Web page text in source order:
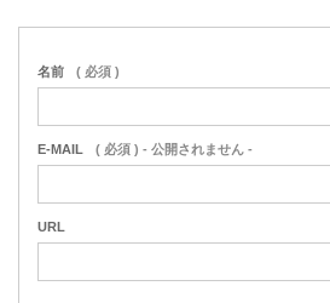
名前 ( 必須 )
E-MAIL ( 必須 ) - 公開されません -
URL